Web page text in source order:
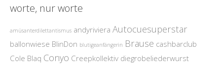
worte, nur worte
amüsanterdilettantismus andyriviera Autocuesuperstar
ballonwiese BlinDon blutigeanfängerin Brause cashbarclub
Cole Blaq Conyo Creepkollektiv diegrobeliederwurst